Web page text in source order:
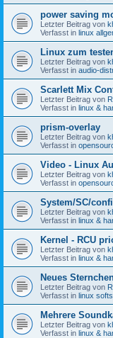
power saving
Letzter Beitrag von
Verfasst in linux
Linux zum
Letzter Beitrag von
Verfasst in audio-
Scarlett Mix
Letzter Beitrag von
Verfasst in linux &
prism-overlay
Letzter Beitrag von
Verfasst in
Video - Linux
Letzter Beitrag von
Verfasst in
System/SC/
Letzter Beitrag von
Verfasst in linux &
Kernel - RCU
Letzter Beitrag von
Verfasst in linux &
Neues
Letzter Beitrag von
Verfasst in linux
Mehrere
Letzter Beitrag von
Verfasst in linux &